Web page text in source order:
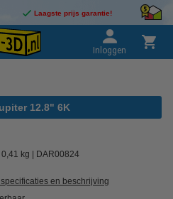
Laagste prijs garantie!
Inloggen
12.8" 6K
0,41 kg DAR00824
en beschrijving